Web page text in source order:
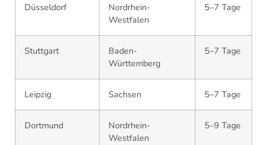
Düsseldorf
Nordrhein-
Westfalen
5–7 Tage
Stuttgart
Baden-
Württemberg
5–7 Tage
Leipzig Sachsen 5–7 Tage
Dortmund
Nordrhein-
Westfalen
5–9 Tage